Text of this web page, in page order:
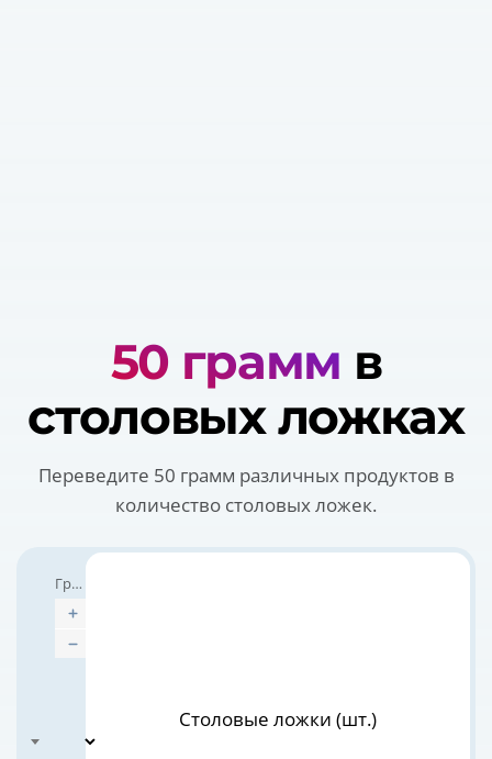
50 грамм в
столовых ложках
Переведите 50 грамм различных продуктов в
количество столовых ложек.
Граммы
Столовые ложки (шт.)